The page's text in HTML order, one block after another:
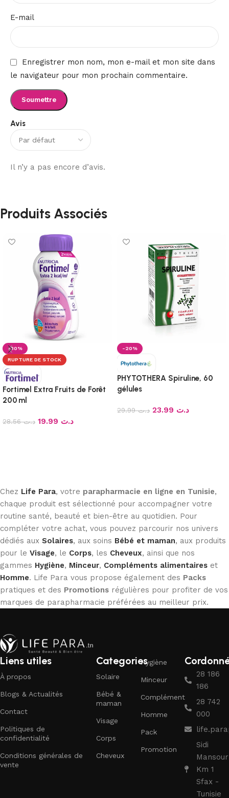
Avis
Il n’y a pas encore d’avis.
E-mail
Enregistrer mon nom, mon e-mail et mon site dans
le navigateur pour mon prochain commentaire.
Produits Associés
-30%
RUPTURE DE STOCK
Fortimel Extra Fruits de Forêt
200 ml
د.ت28.56 د.ت
-20%
PHYTOTHERA Spiruline, 60
gélules
د.ت29.99 د.ت
Chez Life Para, votre parapharmacie en ligne en Tunisie,
chaque produit est sélectionné pour accompagner votre
routine santé, beauté et bien-être au quotidien. Pour
compléter votre achat, vous pouvez parcourir nos univers
dédiés aux Solaires, aux soins Bébé et maman, aux produits
pour le Visage, le Corps, les Cheveux, ainsi que nos
gammes Hygiène, Minceur, Compléments alimentaires et
Homme. Life Para vous propose également des Packs
pratiques et des Promotions régulières pour profiter de vos
marques de parapharmacie préférées au meilleur prix.
Liens utiles
À propos
Blogs & Actualités
Contact
Politiques de
confidentialité
Conditions générales de
vente
Categories
Solaire
Bébé &
maman
Visage
Corps
Cheveux
Hygiène
Minceur
Complément
Homme
Pack
Promotion
28 186
186
28 742
000
Sidi
Mansour
Km 1
Sfax -
Tunisie